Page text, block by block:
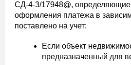
СД-4-3/17948@, определяющие
оформления платежа в
поставлено на учет:
Если объект
предназначенный для